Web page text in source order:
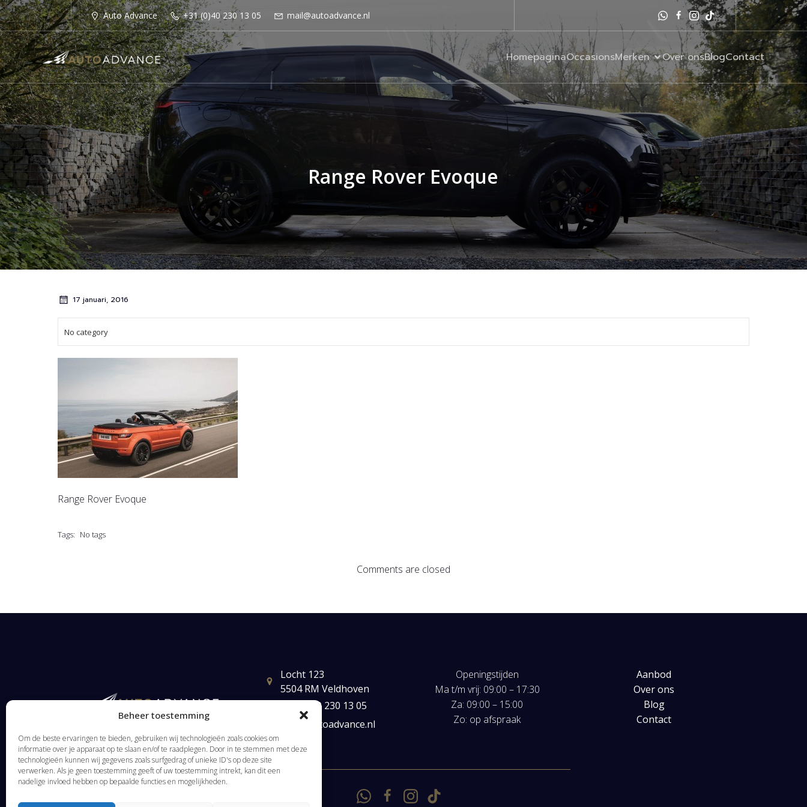
Beheer toestemming
Om de beste ervaringen te bieden, gebruiken wij technologieën zoals cookies om
informatie over je apparaat op te slaan en/of te raadplegen. Door in te stemmen met deze
technologieën kunnen wij gegevens zoals surfgedrag of unieke ID's op deze site
verwerken. Als je geen toestemming geeft of uw toestemming intrekt, kan dit een
nadelige invloed hebben op bepaalde functies en mogelijkheden.
Auto Advance +31 (0)40 230 13 05 mail@autoadvance.nl
HomepaginaOccasionsMerken Over onsBlogContact
Range Rover Evoque
17 januari, 2016
No category
Range Rover Evoque
Tags: No tags
Comments are closed
Locht 123
5504 RM Veldhoven
+31(0) 40 230 13 05
mail@autoadvance.nl
Openingstijden
Ma t/m vrij: 09:00 – 17:30
Za: 09:00 – 15:00
Zo: op afspraak
Aanbod
Over ons
Blog
Contact